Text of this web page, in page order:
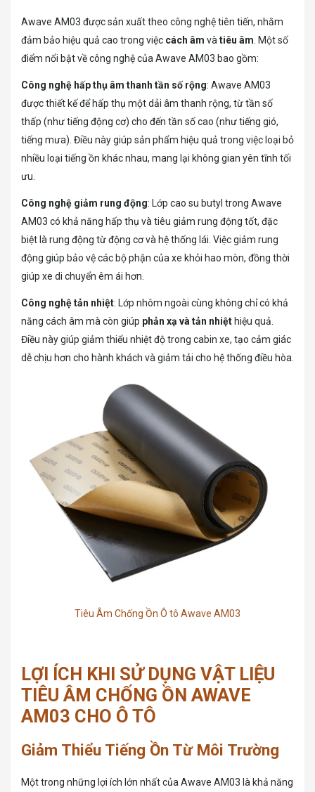
Awave AM03 được sản xuất theo công nghệ tiên tiến, nhằm
đảm bảo hiệu quả cao trong việc cách âm vàtiêu âm. Một số
điểm nổi bật về công nghệ của Awave AM03 bao gồm:
Công nghệ hấp thụ âm thanh tần số rộng: Awave AM03
được thiết kế để hấp thụ một dải âm thanh rộng, từ tần số
thấp (như tiếng động cơ) cho đến tần số cao (như tiếng gió,
tiếng mưa). Điều này giúp sản phẩm hiệu quả trong việc loại bỏ
nhiều loại tiếng ồn khác nhau, mang lại không gian yên tĩnh tối
ưu.
Công nghệ giảm rung động: Lớp cao su butyl trong Awave
AM03 có khả năng hấp thụ và tiêu giảm rung động tốt, đặc
biệt là rung động từ động cơ và hệ thống lái. Việc giảm rung
động giúp bảo vệ các bộ phận của xe khỏi hao mòn, đồng thời
giúp xe di chuyển êm ái hơn.
Công nghệ tản nhiệt: Lớp nhôm ngoài cùng không chỉ có khả
năng cách âm mà còn giúp phản xạ và tản nhiệt hiệu quả.
Điều này giúp giảm thiểu nhiệt độ trong cabin xe, tạo cảm giác
dễ chịu hơn cho hành khách và giảm tải cho hệ thống điều hòa.
Tiêu Âm Chống Ồn Ô tô Awave AM03
LỢI ÍCH KHI SỬ DỤNG VẬT LIỆU
TIÊU ÂM CHỐNG ỒN AWAVE
AM03 CHO Ô TÔ
Giảm Thiểu Tiếng Ồn Từ Môi Trường
Một trong những lợi ích lớn nhất của Awave AM03 là khả năng